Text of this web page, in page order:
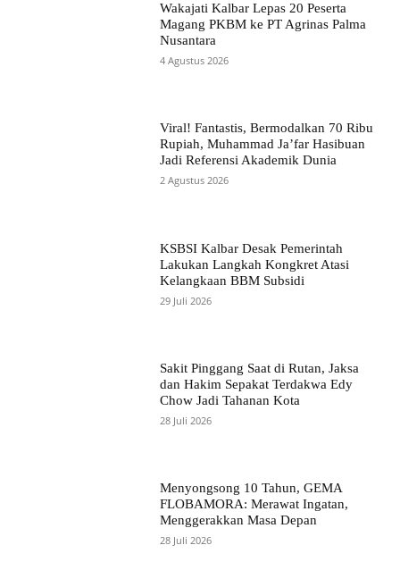
Wakajati Kalbar Lepas 20 Peserta
Magang PKBM ke PT Agrinas Palma
Nusantara
4 Agustus 2026
Viral! Fantastis, Bermodalkan 70 Ribu
Rupiah, Muhammad Ja’far Hasibuan
Jadi Referensi Akademik Dunia
2 Agustus 2026
KSBSI Kalbar Desak Pemerintah
Lakukan Langkah Kongkret Atasi
Kelangkaan BBM Subsidi
29 Juli 2026
Sakit Pinggang Saat di Rutan, Jaksa
dan Hakim Sepakat Terdakwa Edy
Chow Jadi Tahanan Kota
28 Juli 2026
Menyongsong 10 Tahun, GEMA
FLOBAMORA: Merawat Ingatan,
Menggerakkan Masa Depan
28 Juli 2026